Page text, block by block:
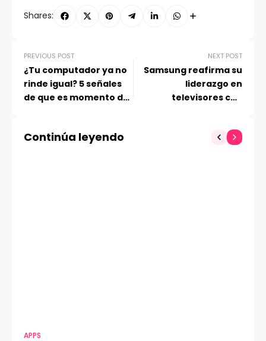
Shares:
PREVIOUS POST
¿Tu computador ya no
rinde igual? 5 señales
de que es momento de
NEXT POST
Samsung reafirma su
liderazgo en
televisores con
Continúa leyendo
APPS